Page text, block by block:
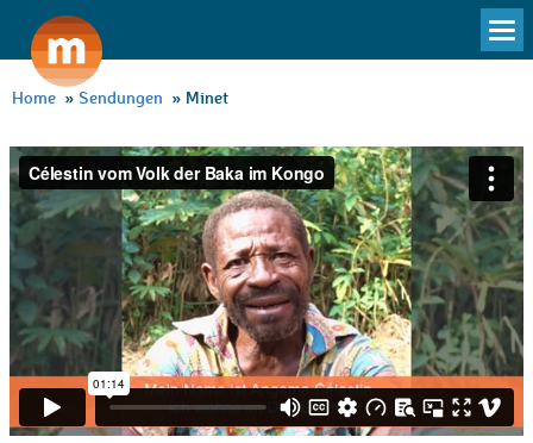
Home » Sendungen » Minet